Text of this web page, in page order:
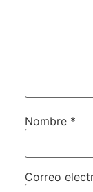
Nombre *
Correo